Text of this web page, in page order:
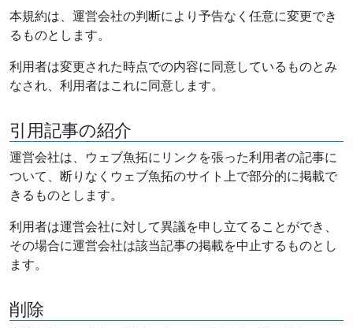
本規約は、運営会社の判断により予告なく任意に変更でき
るものとします。
利用者は変更された時点での内容に同意しているものとみ
なされ、利用者はこれに同意します。
引用記事の紹介
運営会社は、ウェブ魚拓にリンクを張った利用者の記事に
ついて、断りなくウェブ魚拓のサイト上で部分的に掲載で
きるものとします。
利用者は運営会社に対して異議を申し立てることができ、
その場合に運営会社は該当記事の掲載を中止するものとし
ます。
削除